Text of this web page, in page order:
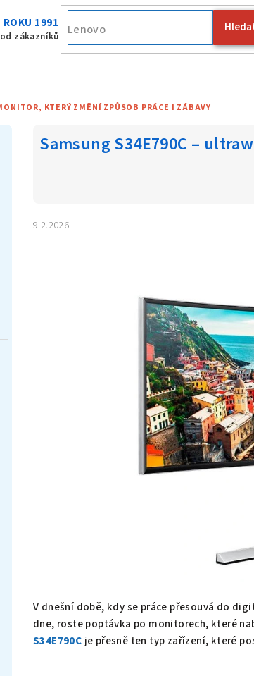
1991
zákazníků Fujit
KTERÝ ZMĚNÍ ZPŮSOB PRÁCE I ZÁBAVY
Samsung S34E790C –
9.2.2026
V dnešní době, kdy se práce přesouvá do
dne, roste poptávka po monitorech, které
S34E790Cje přesně ten typ zařízení, které